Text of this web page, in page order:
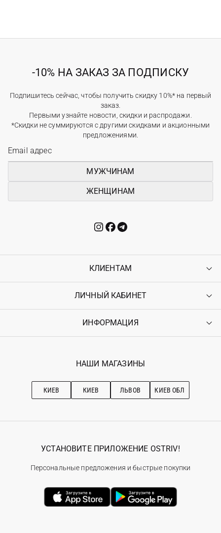
-10% НА ЗАКАЗ ЗА ПОДПИСКУ
Подпишитесь сейчас, чтобы получить скидку 10%* на первый
заказ.
Первыми узнайте новости, скидки и распродажи.
*Скидки не суммируются с другими скидками и акционными
предложениями.
МУЖЧИНАМ
ЖЕНЩИНАМ
КЛИЕНТАМ
Контакты
Возврат
Гарантия
ЛИЧНЫЙ КАБИНЕТ
Войти
Ostriv Club+
ИНФОРМАЦИЯ
Наши магазини
Рекомендации по уходу
НАШИ МАГАЗИНЫ
КИЕВ КИЕВ ЛЬВОВ КИЕВ ОБЛ
УСТАНОВИТЕ ПРИЛОЖЕНИЕ OSTRIV!
Персональные предложения и быстрые покупки